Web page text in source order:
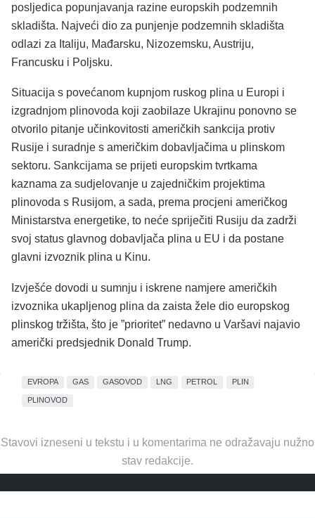
posljedica popunjavanja razine europskih podzemnih
skladišta. Najveći dio za punjenje podzemnih skladišta
odlazi za Italiju, Mađarsku, Nizozemsku, Austriju,
Francusku i Poljsku.
Situacija s povećanom kupnjom ruskog plina u Europi i
izgradnjom plinovoda koji zaobilaze Ukrajinu ponovno se
otvorilo pitanje učinkovitosti američkih sankcija protiv
Rusije i suradnje s američkim dobavljačima u plinskom
sektoru. Sankcijama se prijeti europskim tvrtkama
kaznama za sudjelovanje u zajedničkim projektima
plinovoda s Rusijom, a sada, prema procjeni američkog
Ministarstva energetike, to neće spriječiti Rusiju da zadrži
svoj status glavnog dobavljača plina u EU i da postane
glavni izvoznik plina u Kinu.
Izvješće dovodi u sumnju i iskrene namjere američkih
izvoznika ukapljenog plina da zaista žele dio europskog
plinskog tržišta, što je ”prioritet” nedavno u Varšavi najavio
američki predsjednik Donald Trump.
EVROPA GAS GASOVOD LNG PETROL PLIN
PLINOVOD
Stavovi izneseni u tekstu i u komentarima ne odražavaju nužno
stav redakcije.